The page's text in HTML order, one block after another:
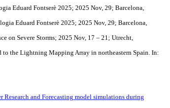
Eduard Fontserè 2025; 2025 Nov, 29; Barcelona,
Eduard Fontserè 2025; 2025 Nov, 29; Barcelona,
on Severe Storms; 2025 Nov, 17 – 21; Utrecht,
the Lightning Mapping Array in northeastern Spain. In:
and Forecasting model simulations during